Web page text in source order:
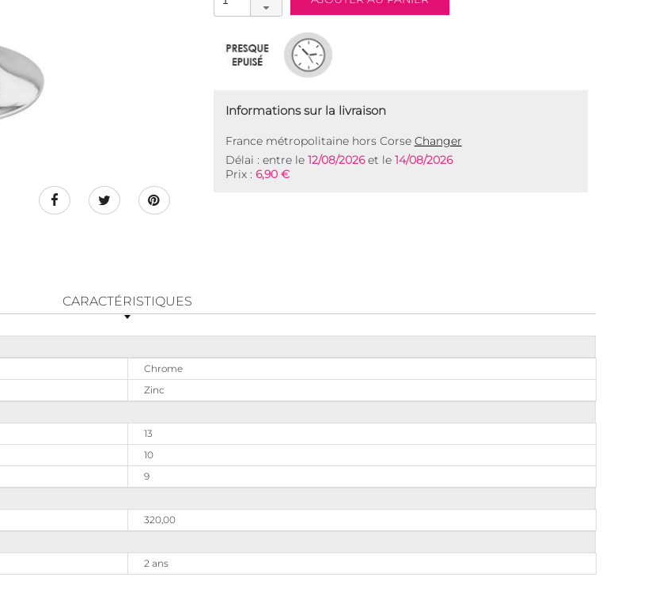
Informations sur la livraison
France métropolitaine hors Corse Changer
Délai : entre le 12/08/2026et le 14/08/2026
Prix : 6,90 €
CARACTÉRISTIQUES
Chrome
Zinc
13
10
9
320,00
2 ans